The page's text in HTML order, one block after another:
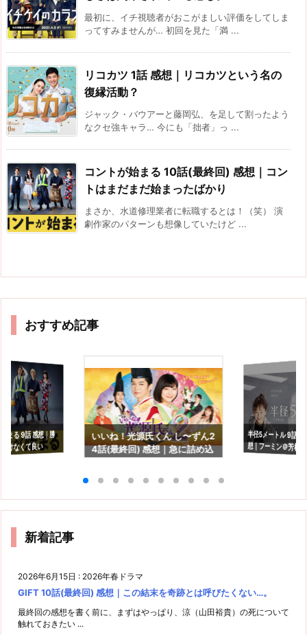
最初に、イチ視聴者がおこがましい評価をしてしま
ってすみませんが… 初回を見た「満 ...
リコカツ 1話 感想｜リコカツという名の
復縁活動？
ジャック・バウアーと藤岡弘、を足して割ったよう
なクセ強キャラ… 今にも「拙者」っ ...
コントが始まる 10話(最終回) 感想｜コン
トはまだまだ始まったばかり
まさか、水道修理業者に転職するとは！（笑） 演
劇作家のパターンも想像していたけど ...
おすすめ記事
まる 9話 感想｜勝
けなくて良い
いいね！光源氏くん し〜ずん2
4話(最終回) 感想｜急に詰め込
半径5メートル 9話(
想｜フーミン＠芳根
長を見守るドラマで
新着記事
2026年6月15日 : 2026年春ドラマ
GIFT 10話(最終回) 感想｜この結末を奇跡とは呼びたくない…。
最終回の感想を書く前に、まずはやっぱり、涼（山田裕貴）の死について
触れておきたい ...